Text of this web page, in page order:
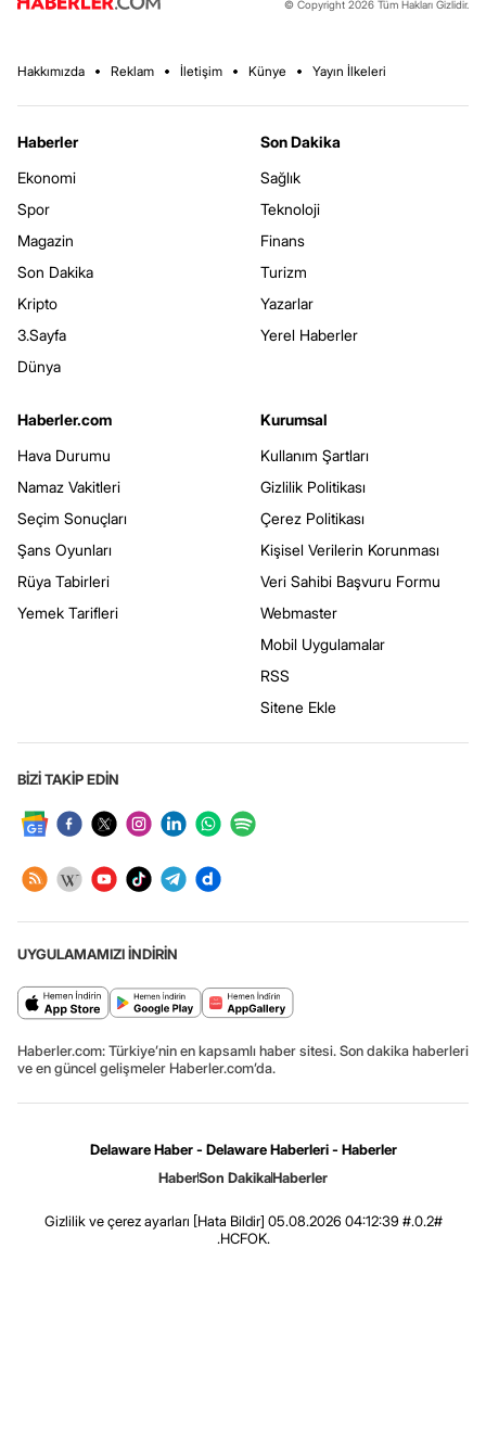
© Copyright 2026 Tüm Hakları Gizlidir.
Hakkımızda Reklam İletişim Künye Yayın İlkeleri
Haberler
Ekonomi
Spor
Magazin
Son Dakika
Kripto
3.Sayfa
Dünya
Son Dakika
Sağlık
Teknoloji
Finans
Turizm
Yazarlar
Yerel Haberler
Haberler.com
Hava Durumu
Namaz Vakitleri
Seçim Sonuçları
Şans Oyunları
Rüya Tabirleri
Yemek Tarifleri
Kurumsal
Kullanım Şartları
Gizlilik Politikası
Çerez Politikası
Kişisel Verilerin Korunması
Veri Sahibi Başvuru Formu
Webmaster
Mobil Uygulamalar
RSS
Sitene Ekle
BİZİ TAKİP EDİN
UYGULAMAMIZI İNDİRİN
Haberler.com: Türkiye’nin en kapsamlı haber sitesi. Son dakika haberleri
ve en güncel gelişmeler Haberler.com’da.
Delaware Haber - Delaware Haberleri - Haberler
HaberSon DakikaHaberler
Gizlilik ve çerez ayarları [Hata Bildir] 05.08.2026 04:12:39 #.0.2#
.HCFOK.